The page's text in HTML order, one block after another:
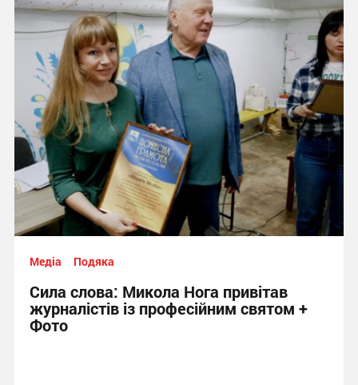
Медіа Подяка
Сила слова: Микола Нога привітав
журналістів із професійним святом +
Фото